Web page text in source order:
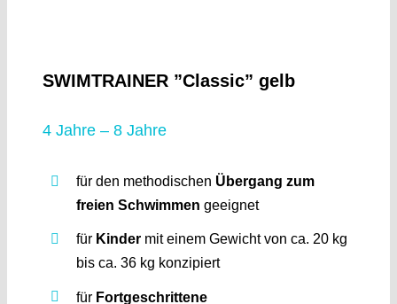
SWIMTRAINER ”Classic” gelb
4 Jahre – 8 Jahre
für den methodischen Übergang zum
freien Schwimmen geeignet
für Kinder mit einem Gewicht von ca. 20 kg
bis ca. 36 kg konzipiert
für Fortgeschrittene